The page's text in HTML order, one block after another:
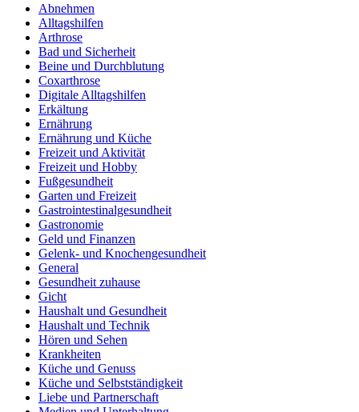
Abnehmen
Alltagshilfen
Arthrose
Bad und Sicherheit
Beine und Durchblutung
Coxarthrose
Digitale Alltagshilfen
Erkältung
Ernährung
Ernährung und Küche
Freizeit und Aktivität
Freizeit und Hobby
Fußgesundheit
Garten und Freizeit
Gastrointestinalgesundheit
Gastronomie
Geld und Finanzen
Gelenk- und Knochengesundheit
General
Gesundheit zuhause
Gicht
Haushalt und Gesundheit
Haushalt und Technik
Hören und Sehen
Krankheiten
Küche und Genuss
Küche und Selbstständigkeit
Liebe und Partnerschaft